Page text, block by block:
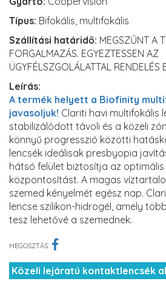
Típus: Bifokális, multifokális
Szállítási határidő: MEGSZŰNT A
FORGALMAZÁS. EGYEZTESSEN AZ
ÜGYFÉLSZGOLÁLATTAL RENDELÉS
Leírás:
A termék helyett a Biofinity
javasoljuk! Clariti havi multifokális
stabilizálódott távoli és a közeli
könnyű progresszió közötti
lencsék ideálisak presbyopia
hátsó felület biztosítja az optimális
központosítást. A magas
szemed kényelmét egész nap.
lencse szilikon-hidrogél, amely
tesz lehetővé a szemednek.
MEGOSZTÁS:
Közeli lejáratú kontaktlencsék